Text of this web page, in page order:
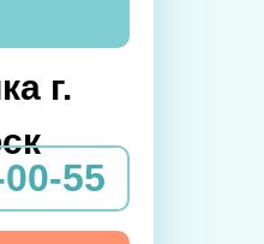
г.
55